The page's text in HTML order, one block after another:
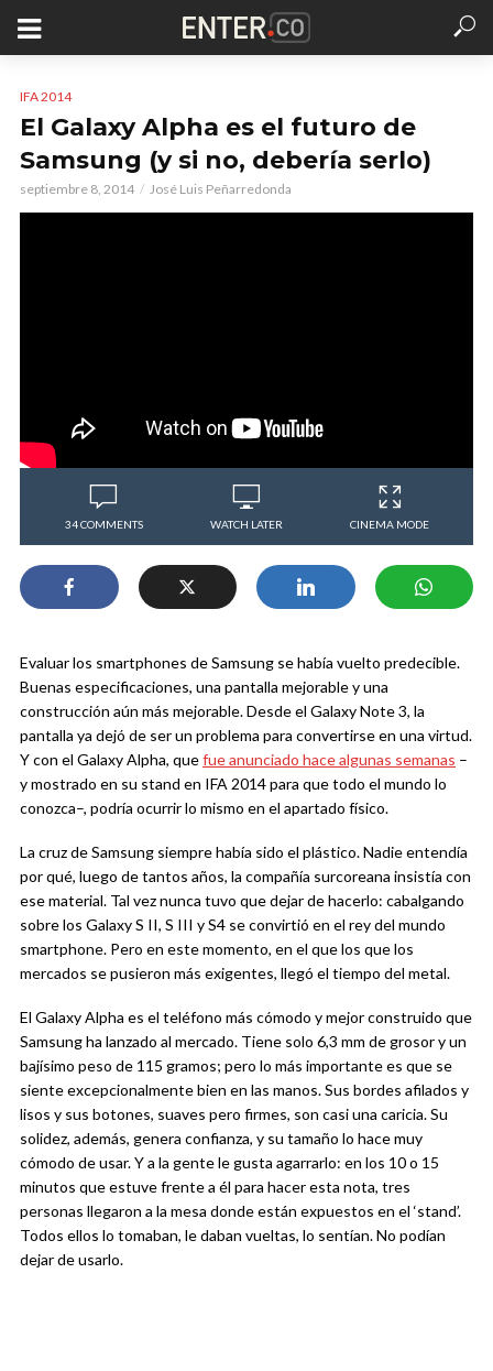
IFA 2014
El Galaxy Alpha es el futuro de
Samsung (y si no, debería serlo)
septiembre 8, 2014 José Luis Peñarredonda
34 COMMENTS WATCH LATER CINEMA MODE
Evaluar los smartphones de Samsung se había vuelto predecible.
Buenas especificaciones, una pantalla mejorable y una
construcción aún más mejorable. Desde el Galaxy Note 3, la
pantalla ya dejó de ser un problema para convertirse en una virtud.
Y con el Galaxy Alpha, quefue anunciado hace algunas semanas –
y mostrado en su stand en IFA 2014 para que todo el mundo lo
conozca–, podría ocurrir lo mismo en el apartado físico.
La cruz de Samsung siempre había sido el plástico. Nadie entendía
por qué, luego de tantos años, la compañía surcoreana insistía con
ese material. Tal vez nunca tuvo que dejar de hacerlo: cabalgando
sobre los Galaxy S II, S III y S4 se convirtió en el rey del mundo
smartphone. Pero en este momento, en el que los que los
mercados se pusieron más exigentes, llegó el tiempo del metal.
El Galaxy Alpha es el teléfono más cómodo y mejor construido que
Samsung ha lanzado al mercado. Tiene solo 6,3 mm de grosor y un
bajísimo peso de 115 gramos; pero lo más importante es que se
siente excepcionalmente bien en las manos. Sus bordes afilados y
lisos y sus botones, suaves pero firmes, son casi una caricia. Su
solidez, además, genera confianza, y su tamaño lo hace muy
cómodo de usar. Y a la gente le gusta agarrarlo: en los 10 o 15
minutos que estuve frente a él para hacer esta nota, tres
personas llegaron a la mesa donde están expuestos en el ‘stand’.
Todos ellos lo tomaban, le daban vueltas, lo sentían. No podían
dejar de usarlo.